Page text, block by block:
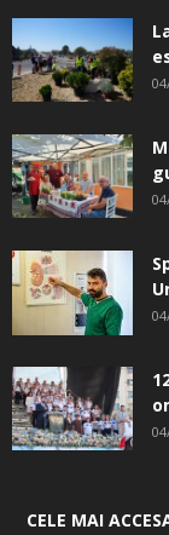
CELE MAI